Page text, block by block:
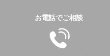
お電話でご相談